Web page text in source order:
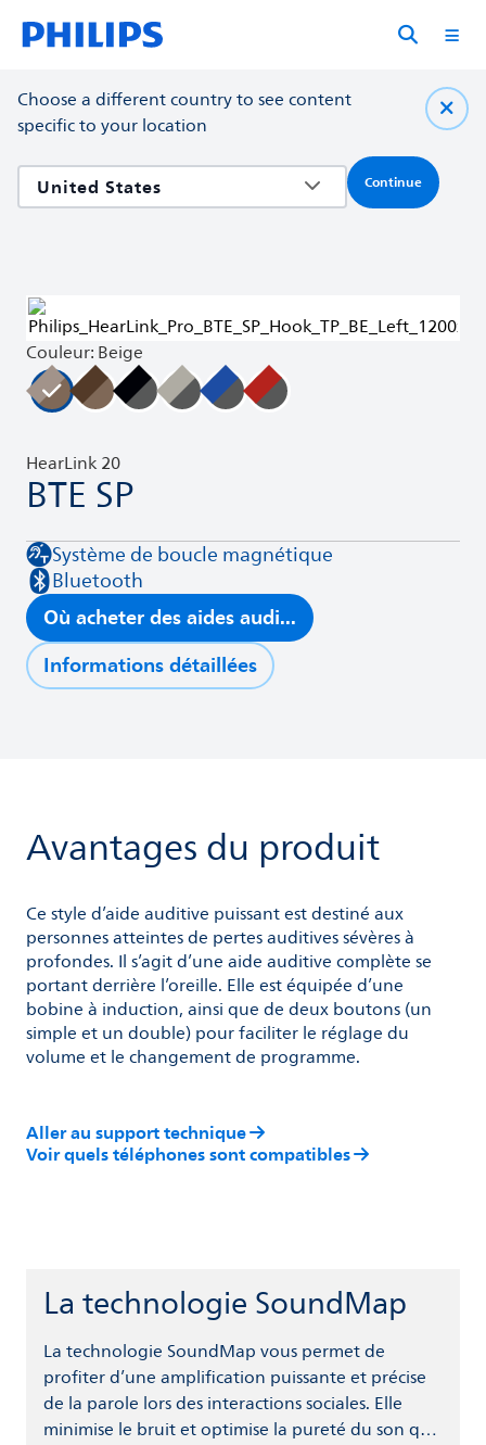
Choose a different country to see content
specific to your location
Continue
Couleur: Beige
HearLink 20
BTE SP
Système de boucle magnétique
Bluetooth
Où acheter des aides audi...
Informations détaillées
Avantages du produit
Ce style d’aide auditive puissant est destiné aux
personnes atteintes de pertes auditives sévères à
profondes. Il s’agit d’une aide auditive complète se
portant derrière l’oreille. Elle est équipée d’une
bobine à induction, ainsi que de deux boutons (un
simple et un double) pour faciliter le réglage du
volume et le changement de programme.
Aller au support technique
Voir quels téléphones sont compatibles
La technologie SoundMap
La technologie SoundMap vous permet de
profiter d’une amplification puissante et précise
de la parole lors des interactions sociales. Elle
minimise le bruit et optimise la pureté du son que